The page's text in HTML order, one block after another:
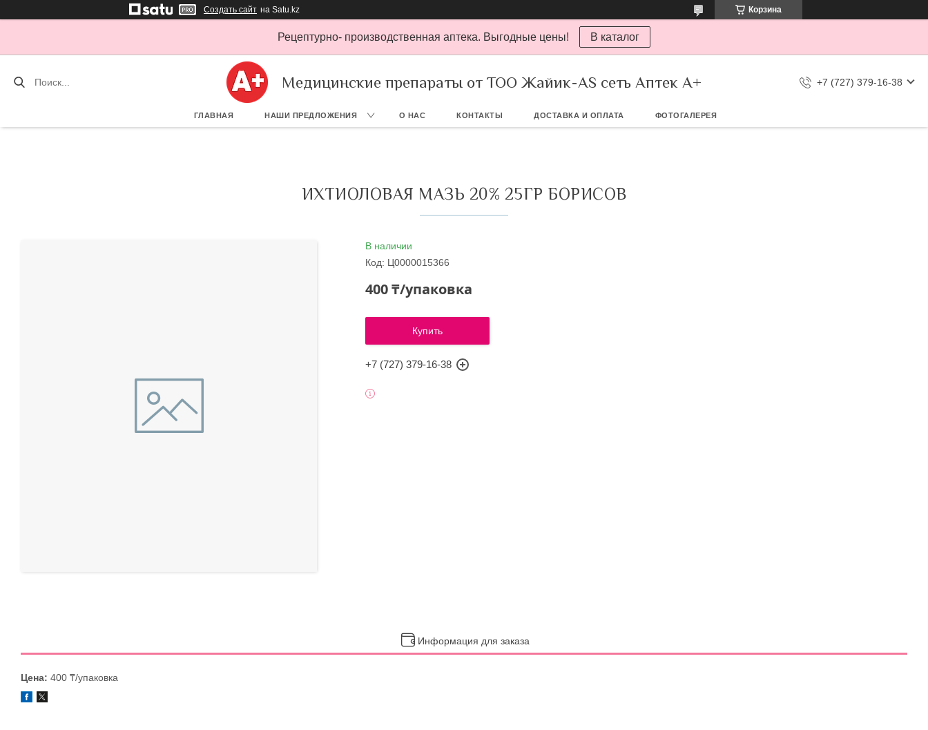
Создать сайт на Satu.kz Корзина
Рецептурно- производственная аптека. Выгодные цены! В каталог
Медицинские препараты от ТОО Жайик-AS сеть Аптек А+ +7 (727) 379-16-38
ГЛАВНАЯ НАШИ ПРЕДЛОЖЕНИЯ О НАС КОНТАКТЫ ДОСТАВКА И ОПЛАТА ФОТОГАЛЕРЕЯ
ИХТИОЛОВАЯ МАЗЬ 20% 25ГР БОРИСОВ
В наличии
Код: Ц0000015366
400 ₸/упаковка
Купить
+7 (727) 379-16-38
Информация для заказа
Цена: 400 ₸/упаковка